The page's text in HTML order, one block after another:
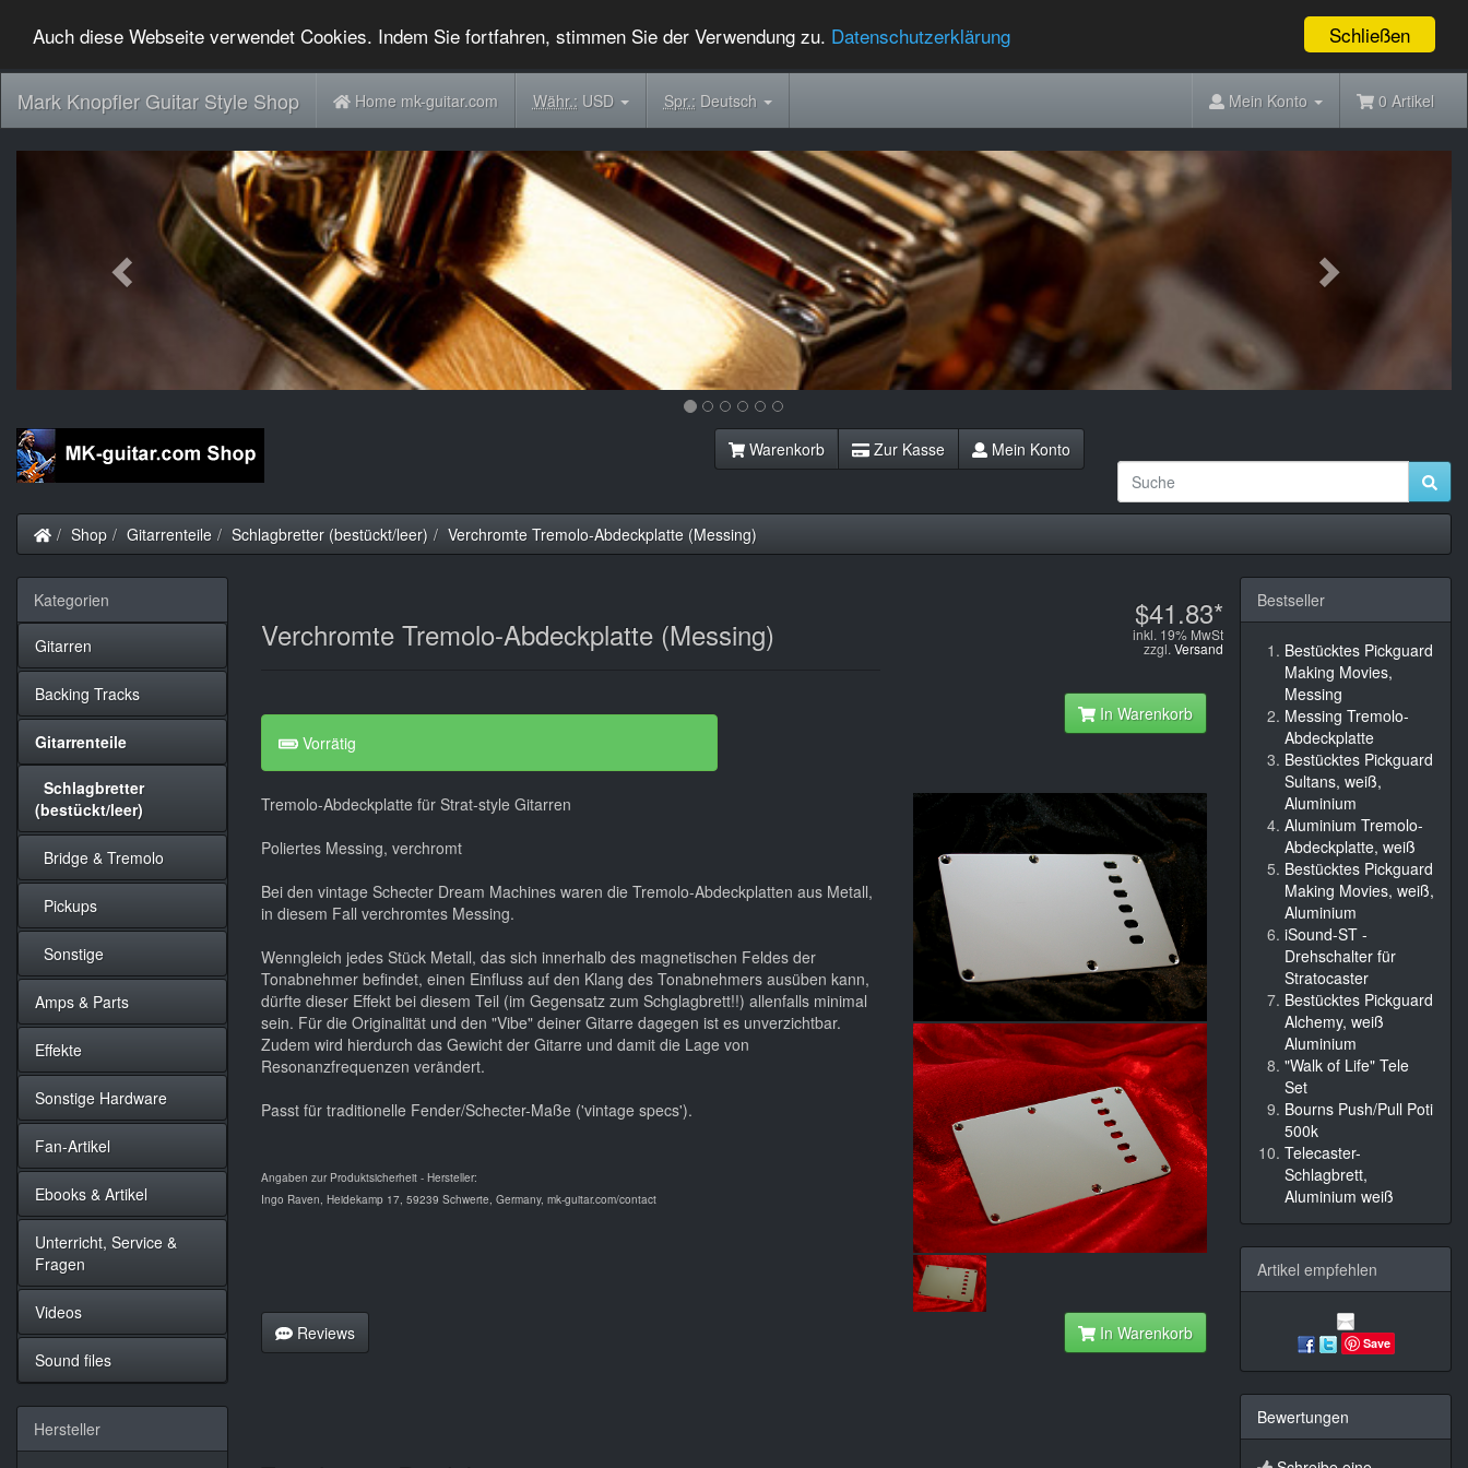
Schließen
Auch diese Webseite verwendet Cookies. Indem Sie fortfahren, stimmen Sie der Verwendung zu. Datenschutzerklärung
Mark Knopfler Guitar Style Shop Home mk-guitar.com Währ.:USD Spr.:Deutsch Mein Konto 0 Artikel
Previous
Warenkorb Zur Kasse Mein Konto
Startseite
Shop Gitarrenteile Schlagbretter (bestückt/leer) Verchromte Tremolo-Abdeckplatte (Messing)
Verchromte Tremolo-Abdeckplatte (Messing)
$41.83*
inkl. 19% MwSt
zzgl. Versand
Vorrätig
In Warenkorb
Tremolo-Abdeckplatte für Strat-style Gitarren
Poliertes Messing, verchromt
Bei den vintage Schecter Dream Machines waren die Tremolo-Abdeckplatten aus Metall,
in diesem Fall verchromtes Messing.
Wenngleich jedes Stück Metall, das sich innerhalb des magnetischen Feldes der
Tonabnehmer befindet, einen Einfluss auf den Klang des Tonabnehmers ausüben kann,
dürfte dieser Effekt bei diesem Teil (im Gegensatz zum Schglagbrett!!) allenfalls minimal
sein. Für die Originalität und den "Vibe" deiner Gitarre dagegen ist es unverzichtbar.
Zudem wird hierdurch das Gewicht der Gitarre und damit die Lage von
Resonanzfrequenzen verändert.
Passt für traditionelle Fender/Schecter-Maße ('vintage specs').
Angaben zur Produktsicherheit - Hersteller:
Ingo Raven, Heidekamp 17, 59239 Schwerte, Germany, mk-guitar.com/contact
Reviews In Warenkorb
Kategorien
Gitarren
Backing Tracks
Gitarrenteile
Schlagbretter
(bestückt/leer)
Bridge & Tremolo
Pickups
Sonstige
Amps & Parts
Effekte
Sonstige Hardware
Fan-Artikel
Ebooks & Artikel
Unterricht, Service &
Fragen
Videos
Sound files
Hersteller
Bestseller
Bestücktes Pickguard
Making Movies,
Messing
Messing Tremolo-
Abdeckplatte
Bestücktes Pickguard
Sultans, weiß,
Aluminium
Aluminium Tremolo-
Abdeckplatte, weiß
Bestücktes Pickguard
Making Movies, weiß,
Aluminium
iSound-ST -
Drehschalter für
Stratocaster
Bestücktes Pickguard
Alchemy, weiß
Aluminium
"Walk of Life" Tele
Set
Bourns Push/Pull Poti
500k
Telecaster-
Schlagbrett,
Aluminium weiß
Artikel empfehlen
Save
Bewertungen